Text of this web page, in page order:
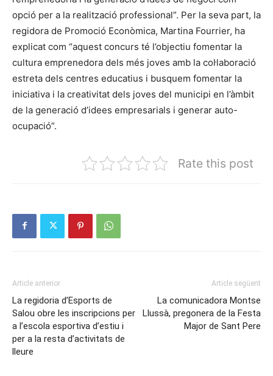
opció per a la realització professional”. Per la seva part, la
regidora de Promoció Econòmica, Martina Fourrier, ha
explicat com “aquest concurs té l’objectiu fomentar la
cultura emprenedora dels més joves amb la col·laboració
estreta dels centres educatius i busquem fomentar la
iniciativa i la creativitat dels joves del municipi en l’àmbit
de la generació d’idees empresarials i generar auto-
ocupació”.
Rate this post
Article anterior
La regidoria d’Esports de
Salou obre les inscripcions per
a l’escola esportiva d’estiu i
per a la resta d’activitats de
lleure
Article següent
La comunicadora Montse
Llussà, pregonera de la Festa
Major de Sant Pere